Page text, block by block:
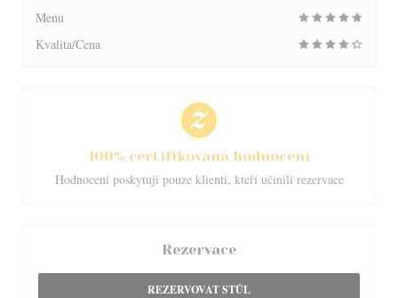
Menu
Kvalita/Cena
100% certifikovaná hodnocení
Hodnocení poskytují pouze klienti, kteří učinili rezervace
Rezervace
REZERVOVAT STŮL